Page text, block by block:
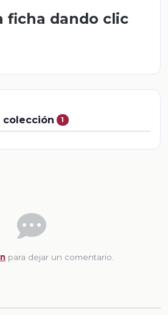
ficha dando clic
colección 1
para dejar un comentario.